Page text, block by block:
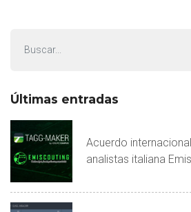
Últimas entradas
Acuerdo
analistas italiana